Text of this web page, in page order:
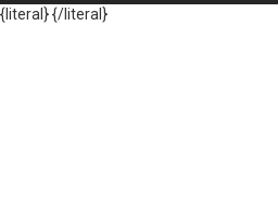
{literal}{/literal}